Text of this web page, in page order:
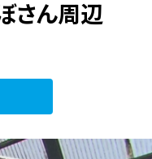
さん周辺